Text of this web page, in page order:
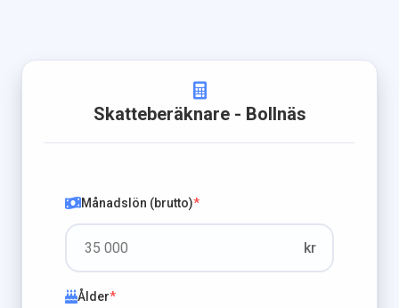
Skatteberäknare - Bollnäs
Månadslön (brutto)*
kr
Ålder*